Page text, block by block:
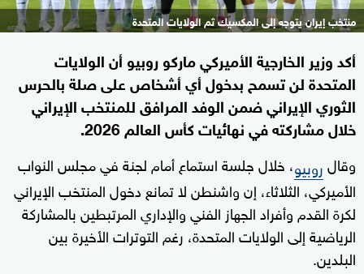
منتخب إيران يتوجه إلى المكسيك ثم الولايات المتحدة
أكد وزير الخارجية الأميركي ماركو روبيو أن الولايات
المتحدة لن تسمح بدخول أي أشخاص على صلة بالحرس
الثوري الإيراني ضمن الوفد المرافق للمنتخب الإيراني
خلال مشاركته في نهائيات كأس العالم 2026.
وقالروبيو، خلال جلسة استماع أمام لجنة في مجلس النواب
الأميركي، الثلاثاء، إن واشنطن لا تمانع دخول المنتخب الإيراني
لكرة القدم وأفراد الجهاز الفني والإداري المرتبطين بالمشاركة
الرياضية إلى الولايات المتحدة، رغم التوترات الأخيرة بين
البلدين.